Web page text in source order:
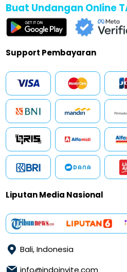
Buat Undangan Online
Support Pembayaran
Liputan Media Nasional
Bali, Indonesia
info@indoinvite.com